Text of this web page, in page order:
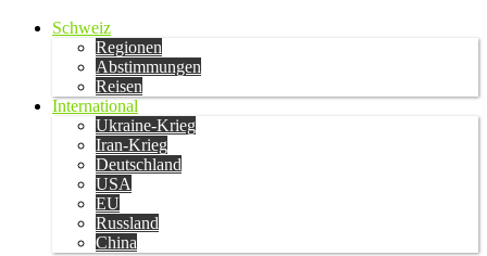
Schweiz
Regionen
Abstimmungen
Reisen
International
Ukraine-Krieg
Iran-Krieg
Deutschland
USA
EU
Russland
China